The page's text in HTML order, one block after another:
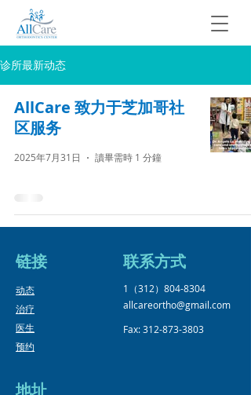
诊所最新动态
AllCare 致力于芝加哥社
区服务
2025年7月31日 讀畢需時 1 分鐘
链接
​动态
治疗
医生
预约
​联系方式
1（312）804-8304
allcareortho@gmail.com
Fax:312-873-3803
地址